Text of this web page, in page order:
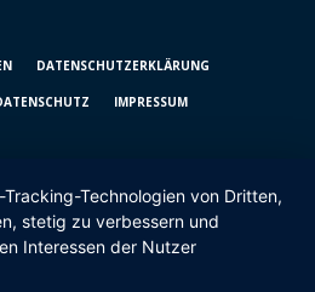
DATENSCHUTZ­ERKLÄRUNG
IMPRESSUM
Technologien von Dritten,
stetig zu verbessern und
Interessen der Nutzer